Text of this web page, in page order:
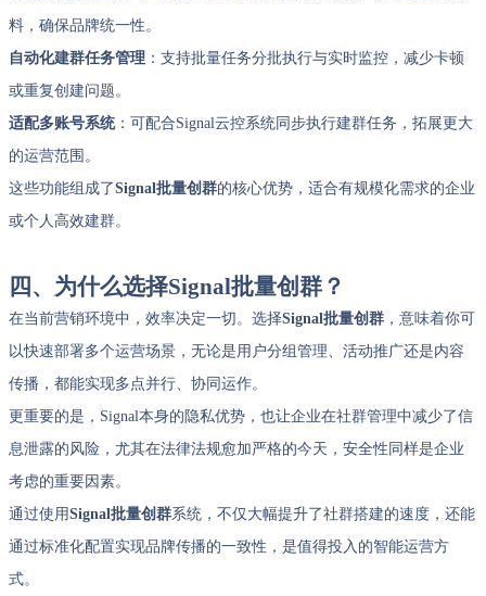
料，确保品牌统一性。
自动化建群任务管理 ：支持批量任务分批执行与实时监控，减少卡顿
或重复创建问题。
适配多账号系统：可配合Signal云控系统同步执行建群任务，拓展更大
的运营范围。
这些功能组成了Signal批量创群的核心优势，适合有规模化需求的企业
或个人高效建群。
四、为什么选择Signal批量创群？
在当前营销环境中，效率决定一切。选择Signal批量创群 ，意味着你可
以快速部署多个运营场景，无论是用户分组管理、活动推广还是内容
传播，都能实现多点并行、协同运作。
更重要的是，Signal本身的隐私优势，也让企业在社群管理中减少了信
息泄露的风险，尤其在法律法规愈加严格的今天，安全性同样是企业
考虑的重要因素。
通过使用Signal批量创群系统，不仅大幅提升了社群搭建的速度，还能
通过标准化配置实现品牌传播的一致性，是值得投入的智能运营方
式。